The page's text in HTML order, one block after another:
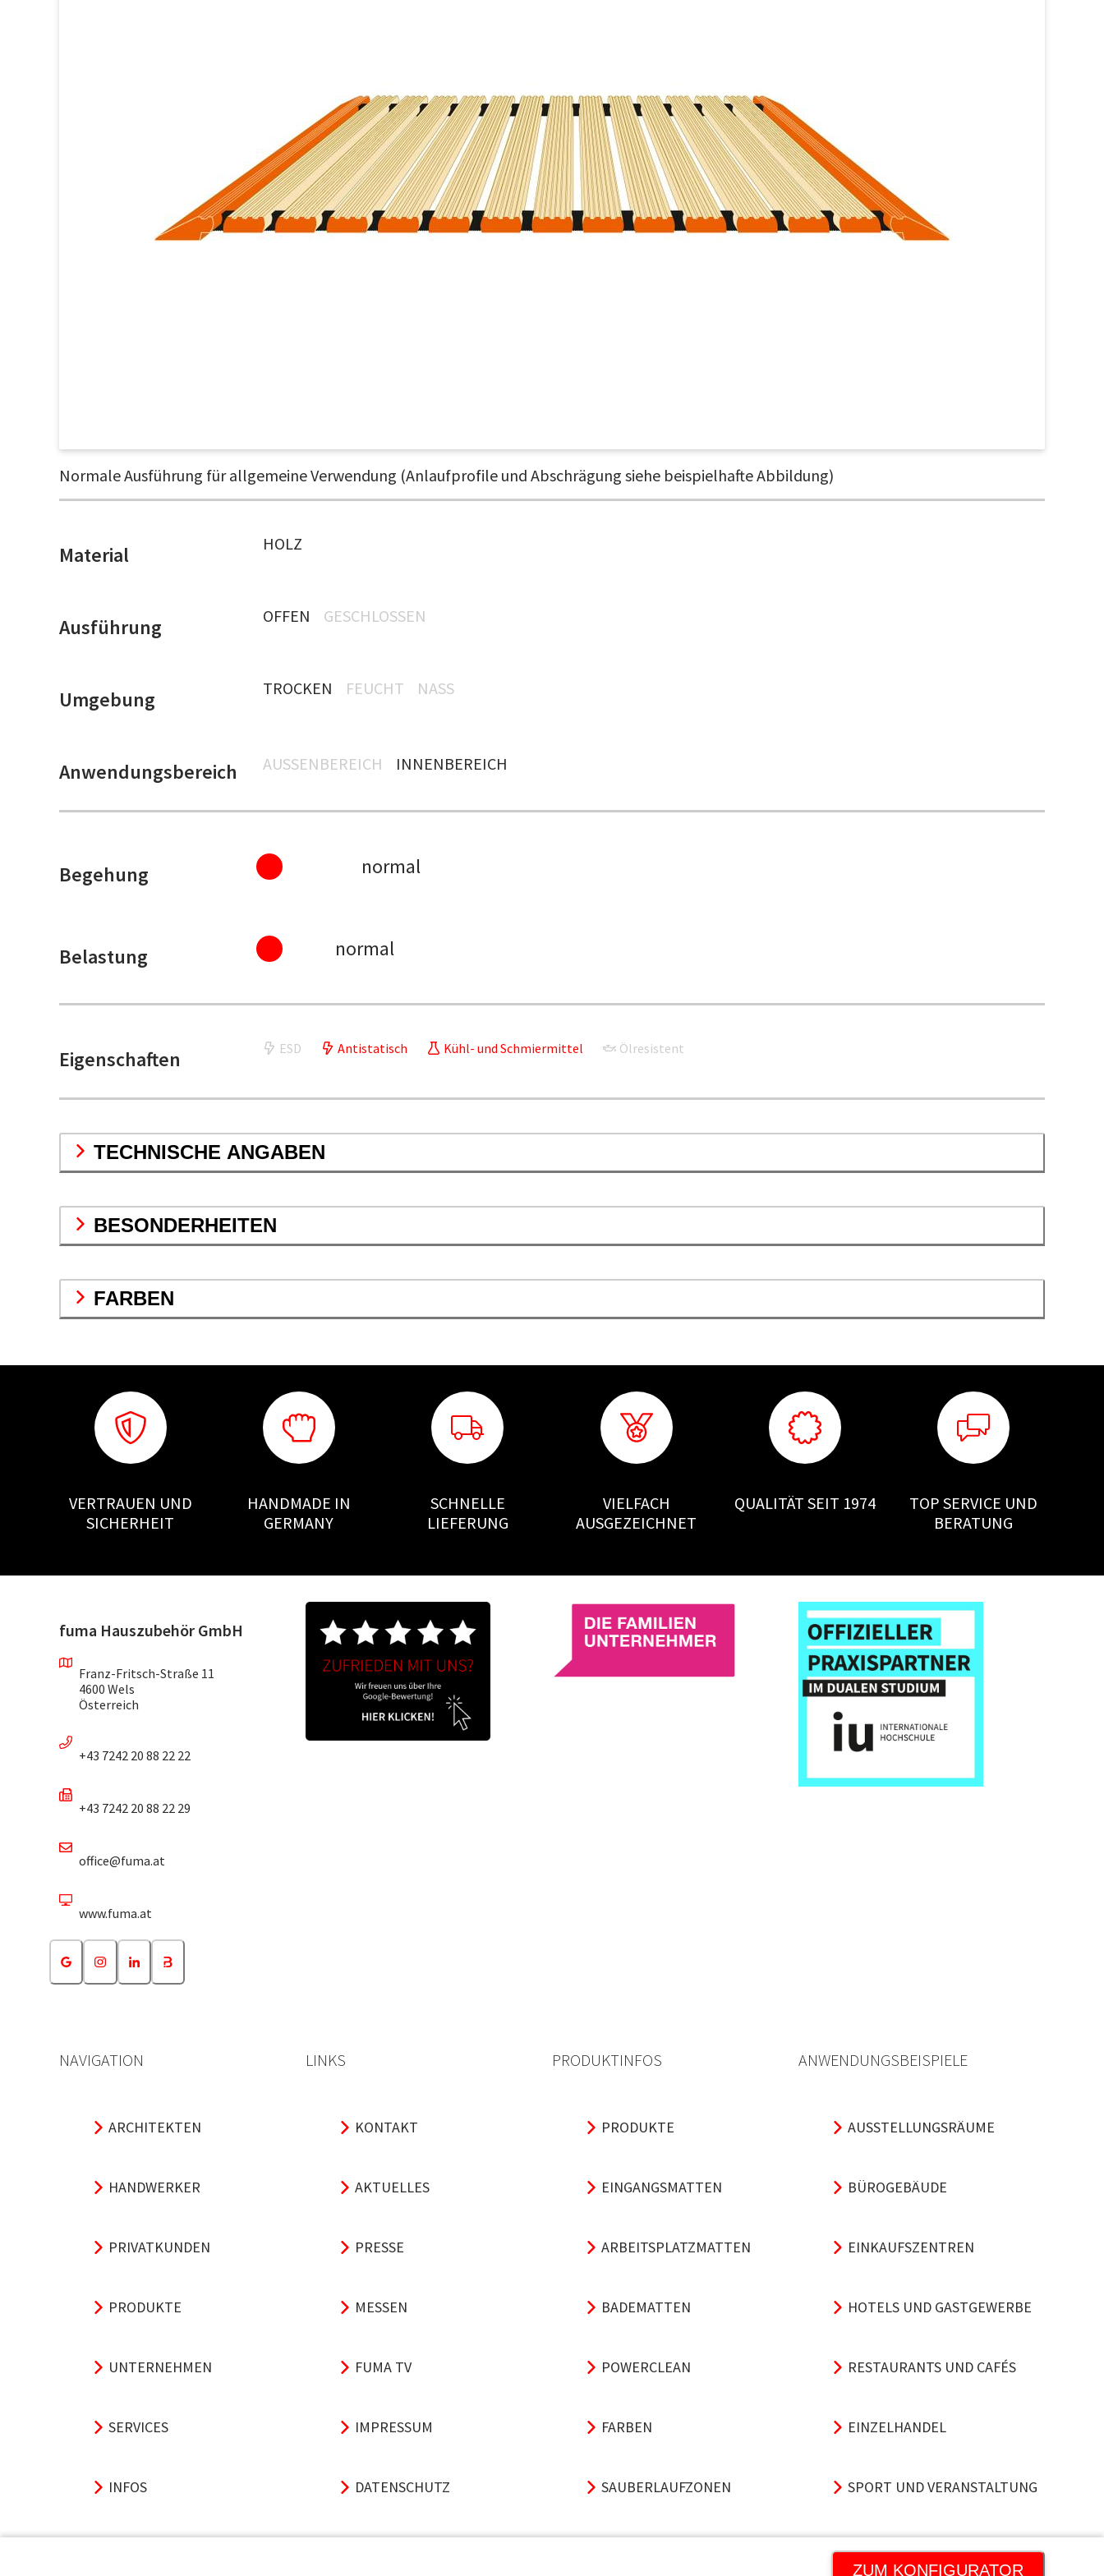
Normale Ausführung für allgemeine Verwendung (Anlaufprofile und Abschrägung siehe beispielhafte Abbildung)
Material HOLZ
Ausführung OFFEN GESCHLOSSEN
Umgebung TROCKEN FEUCHT NASS
Anwendungsbereich AUSSENBEREICH INNENBEREICH
Begehung normal
Belastung normal
Eigenschaften ESD Antistatisch Kühl- und Schmiermittel Ölresistent
TECHNISCHE ANGABEN
BESONDERHEITEN
FARBEN
ZUM KONFIGURATOR
VERTRAUEN UND
SICHERHEIT
HANDMADE IN
GERMANY
SCHNELLE
LIEFERUNG
VIELFACH
AUSGEZEICHNET
QUALITÄT SEIT 1974
TOP SERVICE UND
BERATUNG
fuma Hauszubehör GmbH
Franz-Fritsch-Straße 11
4600 Wels
Österreich
+43 7242 20 88 22 22
+43 7242 20 88 22 29
office@fuma.at
www.fuma.at
NAVIGATION
ARCHITEKTEN
HANDWERKER
PRIVATKUNDEN
PRODUKTE
UNTERNEHMEN
SERVICES
INFOS
LINKS
KONTAKT
AKTUELLES
PRESSE
MESSEN
FUMA TV
IMPRESSUM
DATENSCHUTZ
PRODUKTINFOS
PRODUKTE
EINGANGSMATTEN
ARBEITSPLATZMATTEN
BADEMATTEN
POWERCLEAN
FARBEN
SAUBERLAUFZONEN
ANWENDUNGSBEISPIELE
AUSSTELLUNGSRÄUME
BÜROGEBÄUDE
EINKAUFSZENTREN
HOTELS UND GASTGEWERBE
RESTAURANTS UND CAFÉS
EINZELHANDEL
SPORT UND VERANSTALTUNG
VERKEHRSKNOTENPUNKTE